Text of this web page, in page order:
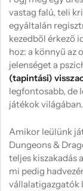
vastag falú, teli
egyáltalán
kezedből érkező
hoz: a könnyű az
jelenséget a
(tapintási)
legfontosabb, de
játékok világában.
Amikor leülünk
Dungeons &
teljes kiszakadás
mi pedig
vállalatigazgatók
Hűtőmágnes,
Plüss
Sapka
Táska, pénztárca
Egyedi céges